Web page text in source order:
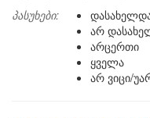
პასუხები:
არ
არცერთი
ყველა
არ ვიცი/